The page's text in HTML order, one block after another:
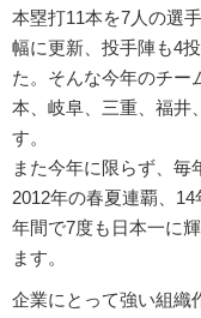
本塁打11本を7人の選
幅に更新、投手陣も4
た。そんな今年のチー
本、岐阜、三重、福井
す。
また今年に限らず、毎
2012年の春夏連覇、
年間で7度も日本一に
ます。
企業にとって強い組織